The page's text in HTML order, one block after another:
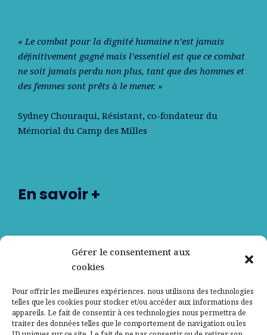
Gérer le consentement aux
cookies
Pour offrir les meilleures expériences, nous utilisons des technologies
telles que les cookies pour stocker et/ou accéder aux informations des
appareils. Le fait de consentir à ces technologies nous permettra de
traiter des données telles que le comportement de navigation ou les
« Le combat pour la dignité humaine n’est jamais
déﬁnitivement gagné mais l’essentiel est que ce combat
ne soit jamais perdu non plus, tant que des hommes et
des femmes sont prêts à le mener. »
Sydney Chouraqui, Résistant, co-fondateur du
Mémorial du Camp des Milles
En savoir +
Contactez-nous